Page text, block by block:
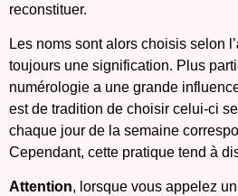
reconstituer.
Les noms sont alors choisis selon l’
toujours une signification. Plus
numérologie a une grande
est de tradition de choisir celui-ci
chaque jour de la semaine
Cependant, cette pratique tend à
Attention, lorsque vous appelez